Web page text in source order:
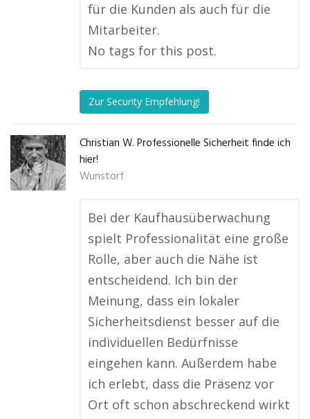
für die Kunden als auch für die
Mitarbeiter.
No tags for this post.
Zur Security Empfehlung!
Christian W. Professionelle Sicherheit finde ich
hier!
Wunstorf
Bei der Kaufhausüberwachung
spielt Professionalität eine große
Rolle, aber auch die Nähe ist
entscheidend. Ich bin der
Meinung, dass ein lokaler
Sicherheitsdienst besser auf die
individuellen Bedürfnisse
eingehen kann. Außerdem habe
ich erlebt, dass die Präsenz vor
Ort oft schon abschreckend wirkt